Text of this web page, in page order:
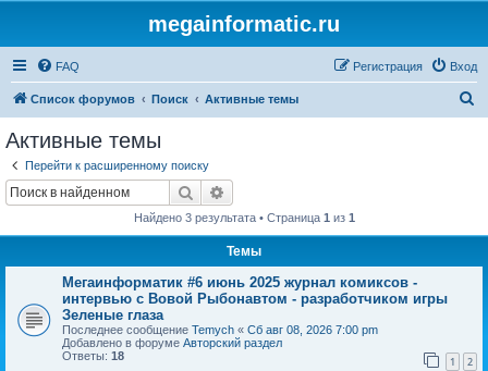
megainformatic.ru
FAQ Вход
Регистрация
Список форумов Поиск Активные темы
Активные темы
Перейти к расширенному поиску
Поиск
Найдено 3 результата • Страница 1 из 1
Темы
Мегаинформатик #6 июнь 2025 журнал комиксов -
интервью с Вовой Рыбонавтом - разработчиком игры
Зеленые глаза
Последнее сообщение Temych « Сб авг 08, 2026 7:00 pm
Добавлено в форуме Авторский раздел
Ответы: 18 1 2